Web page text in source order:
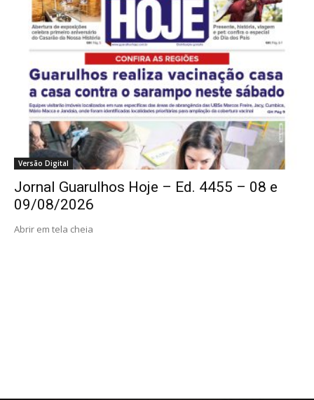
Versão Digital
Jornal Guarulhos Hoje – Ed. 4455 – 08 e
09/08/2026
Abrir em tela cheia